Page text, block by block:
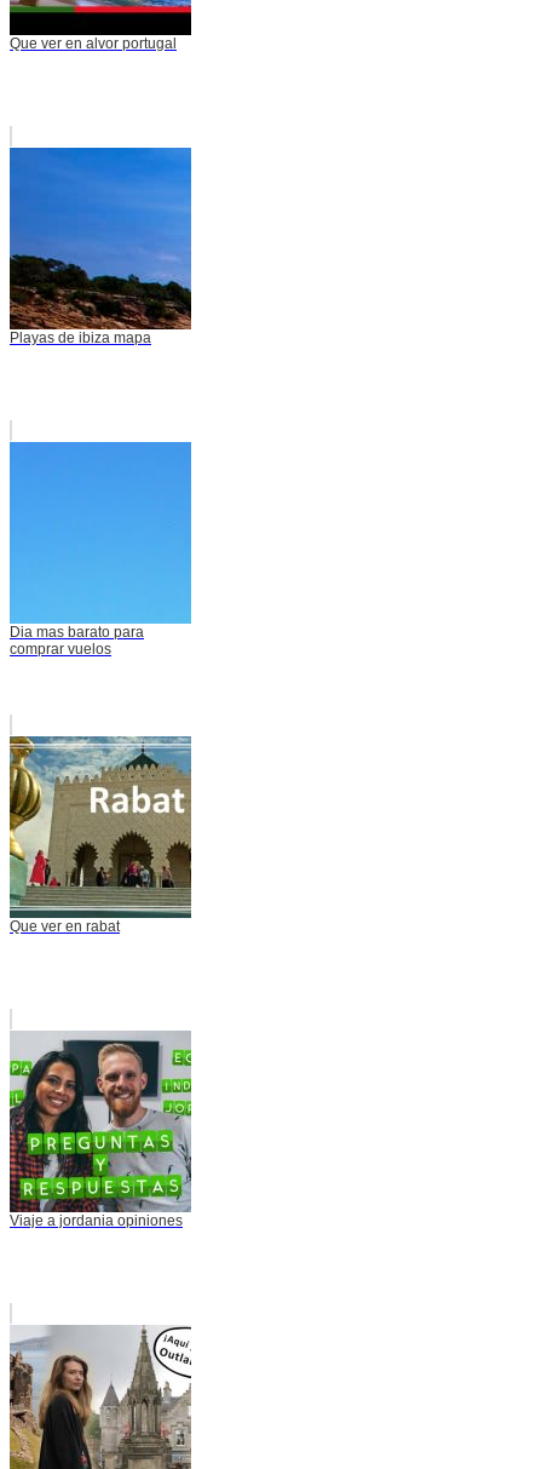
Que ver en alvor portugal
Playas de ibiza mapa
Dia mas barato para
comprar vuelos
Que ver en rabat
Viaje a jordania opiniones